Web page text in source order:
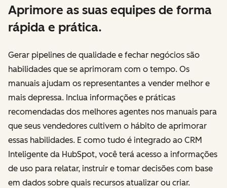
Aprimore as suas equipes de forma
rápida e prática.
Gerar pipelines de qualidade e fechar negócios são
habilidades que se aprimoram com o tempo. Os
manuais ajudam os representantes a vender melhor e
mais depressa. Inclua informações e práticas
recomendadas dos melhores agentes nos manuais para
que seus vendedores cultivem o hábito de aprimorar
essas habilidades. E como tudo é integrado ao CRM
Inteligente da HubSpot, você terá acesso a informações
de uso para relatar, instruir e tomar decisões com base
em dados sobre quais recursos atualizar ou criar.